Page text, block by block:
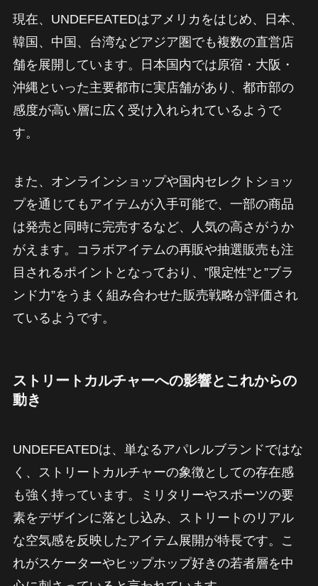
現在、UNDEFEATEDはアメリカをはじめ、日本、
韓国、中国、台湾などアジア圏でも複数の直営店
舗を展開しています。日本国内では原宿・大阪・
沖縄といった主要都市に実店舗があり、都市部の
感度が高い層に広く受け入れられているようで
す。
また、オンラインショップや国内セレクトショッ
プを通じてもアイテムが入手可能で、一部の商品
は発売と同時に完売するなど、人気の高さがうか
がえます。コラボアイテムの再販や抽選販売も注
目されるポイントとなっており、”限定性”と”ブラ
ンド力”をうまく組み合わせた販売戦略が評価され
ているようです。
ストリートカルチャーへの影響とこれからの
動き
UNDEFEATEDは、単なるアパレルブランドではな
く、ストリートカルチャーの象徴としての存在感
も強く持っています。ミリタリーやスポーツの要
素をデザインに落とし込み、ストリートのリアル
な空気感を反映したアイテム展開が特長です。こ
れがスケーターやヒップホップ好きの若者層を中